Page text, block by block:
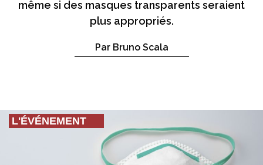
même si des masques transparents seraient
plus appropriés.
Par Bruno Scala
L'ÉVÉNEMENT